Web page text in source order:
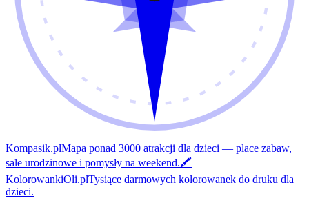
Kompasik.plMapa ponad 3000 atrakcji dla dzieci — place zabaw,
sale urodzinowe i pomysły na weekend.🖍️
KolorowankiOli.plTysiące darmowych kolorowanek do druku dla
dzieci.